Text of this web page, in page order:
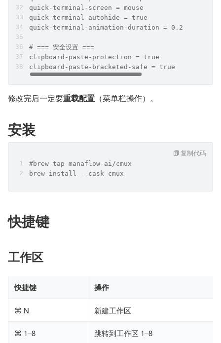
quick-terminal-screen = mouse
quick-terminal-autohide = true
quick-terminal-animation-duration = 0.2
# === 安全设置 ===
clipboard-paste-protection = true
clipboard-paste-bracketed-safe = true
修改完后一定要重载配置 （菜单栏操作）。
安装
#brew tap manaflow-ai/cmux
brew install --cask cmux
复制代码
快捷键
工作区
快捷键 操作
⌘ N 新建工作区
⌘ 1–8 跳转到工作区 1–8